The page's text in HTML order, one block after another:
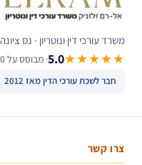
משרד עורכי דין ונוטריון · נס ציונה
★★★★★
5.0· מבוסס על 20 ביקורות Google
חבר לשכת עורכי הדין מאז 2012
צרו קשר